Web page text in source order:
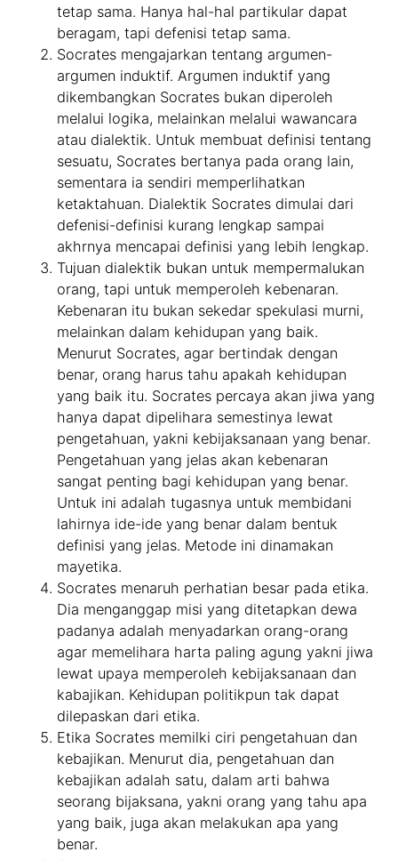
tetap sama. Hanya hal-hal partikular dapat
beragam, tapi defenisi tetap sama.
Socrates mengajarkan tentang argumen-
argumen induktif. Argumen induktif yang
dikembangkan Socrates bukan diperoleh
melalui logika, melainkan melalui wawancara
atau dialektik. Untuk membuat definisi tentang
sesuatu, Socrates bertanya pada orang lain,
sementara ia sendiri memperlihatkan
ketaktahuan. Dialektik Socrates dimulai dari
defenisi-definisi kurang lengkap sampai
akhrnya mencapai definisi yang lebih lengkap.
Tujuan dialektik bukan untuk mempermalukan
orang, tapi untuk memperoleh kebenaran.
Kebenaran itu bukan sekedar spekulasi murni,
melainkan dalam kehidupan yang baik.
Menurut Socrates, agar bertindak dengan
benar, orang harus tahu apakah kehidupan
yang baik itu. Socrates percaya akan jiwa yang
hanya dapat dipelihara semestinya lewat
pengetahuan, yakni kebijaksanaan yang benar.
Pengetahuan yang jelas akan kebenaran
sangat penting bagi kehidupan yang benar.
Untuk ini adalah tugasnya untuk membidani
lahirnya ide-ide yang benar dalam bentuk
definisi yang jelas. Metode ini dinamakan
mayetika.
Socrates menaruh perhatian besar pada etika.
Dia menganggap misi yang ditetapkan dewa
padanya adalah menyadarkan orang-orang
agar memelihara harta paling agung yakni jiwa
lewat upaya memperoleh kebijaksanaan dan
kabajikan. Kehidupan politikpun tak dapat
dilepaskan dari etika.
Etika Socrates memilki ciri pengetahuan dan
kebajikan. Menurut dia, pengetahuan dan
kebajikan adalah satu, dalam arti bahwa
seorang bijaksana, yakni orang yang tahu apa
yang baik, juga akan melakukan apa yang
benar.